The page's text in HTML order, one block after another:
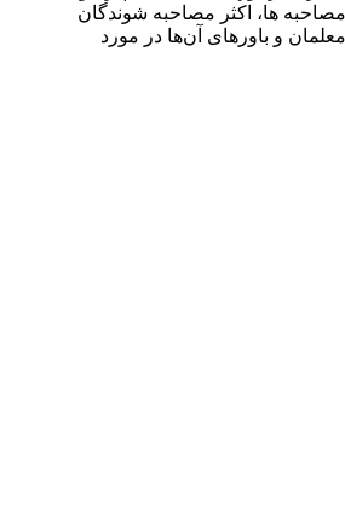
ها، اکثر مصاحبه شوندگان
و باورهای آن‌ها در مورد